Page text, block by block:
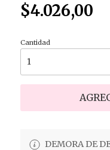
$4.026,00
Cantidad
DEMORA DE